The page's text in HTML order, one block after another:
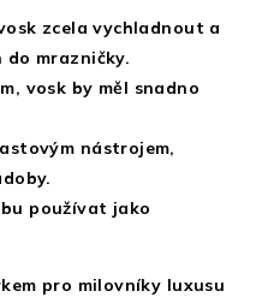
zcela vychladnout a
mrazničky.
vosk by měl snadno
nástrojem,
používat jako
pro milovníky luxusu